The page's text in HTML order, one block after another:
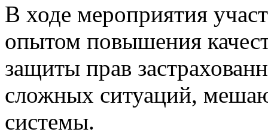
В ходе мероприятия
опытом повышения
защиты прав
сложных ситуаций,
системы.